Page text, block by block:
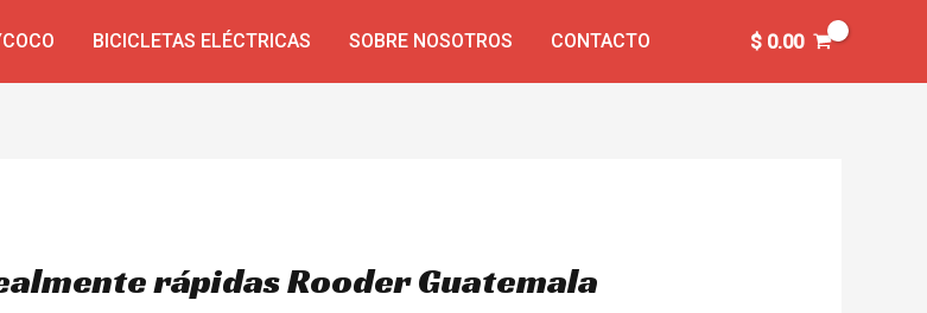
BICICLETAS ELÉCTRICAS SOBRE NOSOTROS CONTACTO $0.00
rápidas Rooder Guatemala